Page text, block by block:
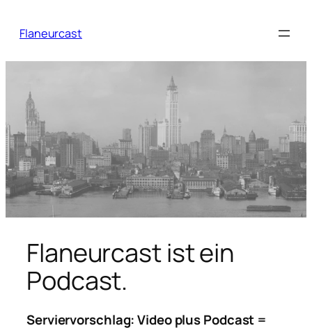
Inhalt
Flaneurcast
Flaneurcast ist ein
Podcast.
Serviervorschlag: Video plus Podcast =